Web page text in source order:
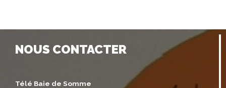
NOUS CONTACTER
Télé Baie de Somme